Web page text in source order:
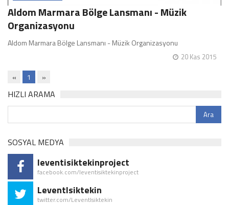
Aldom Marmara Bölge Lansmanı - Müzik
Organizasyonu
Aldom Marmara Bölge Lansmanı - Müzik Organizasyonu
20 Kas 2015
« 1 »
HIZLI ARAMA
SOSYAL MEDYA
leventisiktekinproject
facebook.com/leventisiktekinproject
LeventIsiktekin
twitter.com/LeventIsiktekin